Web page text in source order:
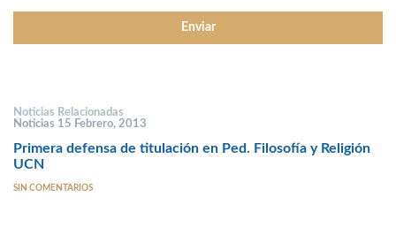
Noticias Relacionadas
Noticias 15 Febrero, 2013
Primera defensa de titulación en Ped. Filosofía y Religión
UCN
SIN COMENTARIOS